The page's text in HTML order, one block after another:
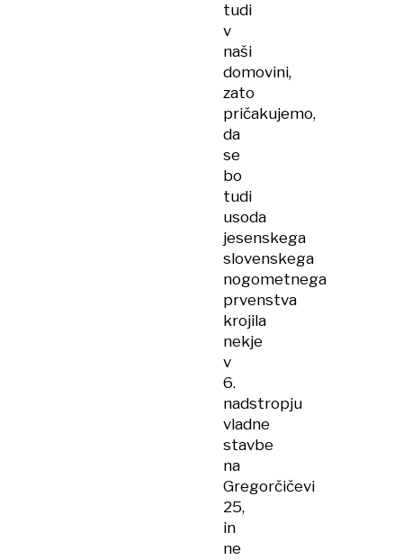
tudi
v
naši
domovini,
zato
pričakujemo,
da
se
bo
tudi
usoda
jesenskega
slovenskega
nogometnega
prvenstva
krojila
nekje
v
6.
nadstropju
vladne
stavbe
na
Gregorčičevi
25,
in
ne